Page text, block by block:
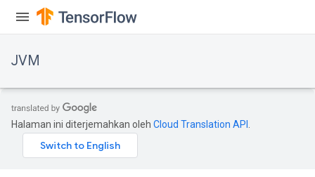
JVM
Halaman ini diterjemahkan oleh Cloud Translation API